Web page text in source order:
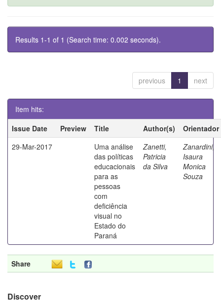
Results 1-1 of 1 (Search time: 0.002 seconds).
previous 1 next
Item hits:
Issue Date
Preview Title Author(s)
Orientador
29-Mar-2017
Uma análise
das políticas
educacionais
para as
pessoas
com
deficiência
visual no
Estado do
Paraná
Zanetti,
Patricia
da Silva
Zanardini,
Isaura
Monica
Souza
Share
Discover